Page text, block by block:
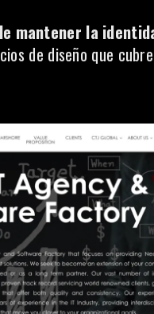
mantener la
de diseño que